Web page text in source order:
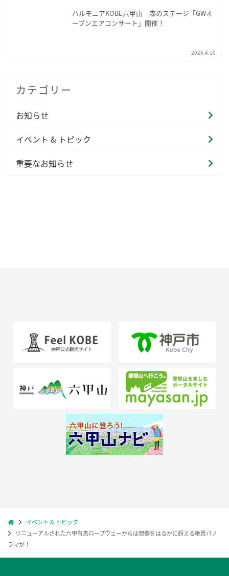
ハルモニアKOBE六甲山 森のステージ「GWオ
ープンエアコンサート」開催！
2026.4.10
カテゴリー
お知らせ
イベント & トピック
重要なお知らせ
イベント & トピック
リニューアルされた六甲有馬ロープウェーからは想像をはるかに超える絶景パノ
ラマが！